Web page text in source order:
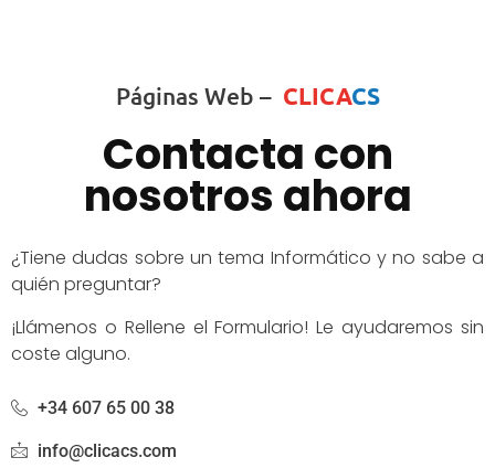
Páginas Web – CLICACS
Contacta con
nosotros ahora
¿Tiene dudas sobre un tema Informático y no sabe a
quién preguntar?
¡Llámenos o Rellene el Formulario! Le ayudaremos sin
coste alguno.
+34 607 65 00 38
info@clicacs.com